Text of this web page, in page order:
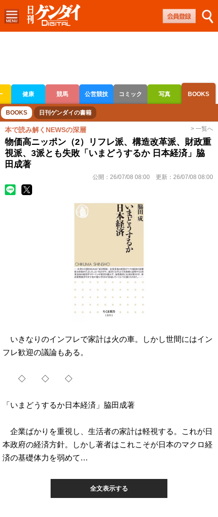
健康 競馬 公営競技 コミック 写真 BOOKS
ボートレース 競輪 オートレース
BOOKS 日刊ゲンダイの書籍
本で読み解くNEWSの深層 > 一覧へ
物価高ニッポン（2）リフレ派、構造改革派、財政重
視派、3派とも失敗「いまどうするか 日本経済」脇
田成著
公開： 26/07/08 08:00 更新： 26/07/08 08:00
いきなりのインフレで家計は火の車。しかし世間にはイン
フレ歓迎の議論もある。
◇ ◇ ◇
「いまどうするか日本経済」脇田成著
企業ばかりを重視し、生活者の家計は軽視する。これが日
本政府の経済方針。しかし著者はこれこそが日本のマクロ経
済の基礎体力を弱めて…
全文表示する